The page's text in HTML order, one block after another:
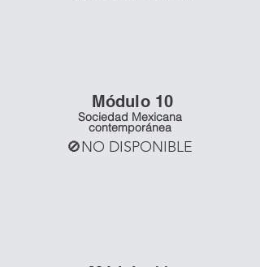
Sociedad Mexicana
contemporánea
🚫NO DISPONIBLE
Módulo 10